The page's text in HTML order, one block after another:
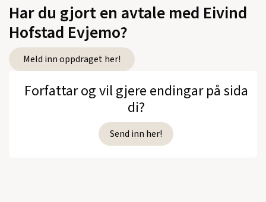
Har du gjort en avtale med Eivind
Hofstad Evjemo?
Meld inn oppdraget her!
Forfattar og vil gjere endingar på sida
di?
Send inn her!